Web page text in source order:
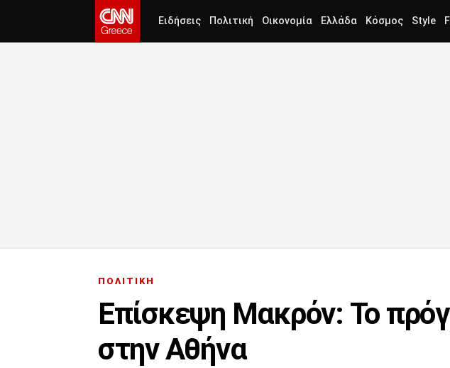
Ειδήσεις Πολιτική Οικονομία Ελλάδα Κόσμος Style
ΠΟΛΙΤΙΚΗ
Επίσκεψη Μακρόν: Το
στην Αθήνα